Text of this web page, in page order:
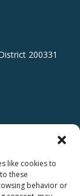
like cookies to
these
behavior or
200331